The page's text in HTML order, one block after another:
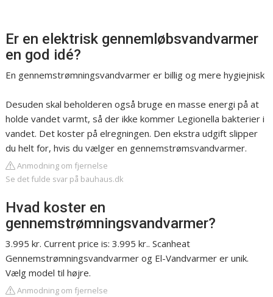
Er en elektrisk gennemløbsvandvarmer
en god idé?
En gennemstrømningsvandvarmer er billig og mere hygiejnisk
Desuden skal beholderen også bruge en masse energi på at
holde vandet varmt, så der ikke kommer Legionella bakterier i
vandet. Det koster på elregningen. Den ekstra udgift slipper
du helt for, hvis du vælger en gennemstrømsvandvarmer.
Anmodning om fjernelse
Se det fulde svar på bauhaus.dk
Hvad koster en
gennemstrømningsvandvarmer?
3.995 kr. Current price is: 3.995 kr.. Scanheat
Gennemstrømningsvandvarmer og El-Vandvarmer er unik.
Vælg model til højre.
Anmodning om fjernelse